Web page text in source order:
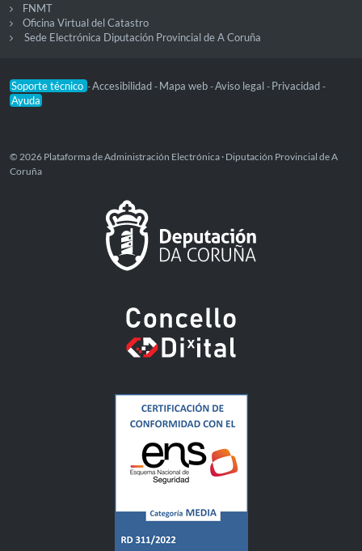
FNMT
Oficina Virtual del Catastro
Sede Electrónica Diputación Provincial de A Coruña
Soporte técnico -Accesibilidad - Mapa web -Aviso legal - Privacidad -
Ayuda
© 2026 Plataforma de Administración Electrónica · Diputación Provincial de A
Coruña